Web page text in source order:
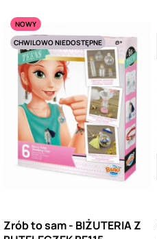
NOWY
CHWILOWO NIEDOSTĘPNE
Zrób to sam - BIŻUTERIA Z